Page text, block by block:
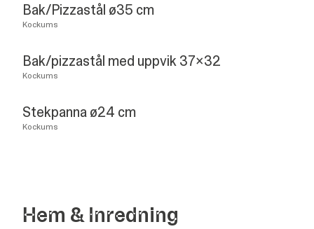
Bak/Pizzastål ø35 cm
Kockums
Bak/pizzastål med uppvik 37x32
Kockums
Stekpanna ø24 cm
Kockums
Hem &Inredning